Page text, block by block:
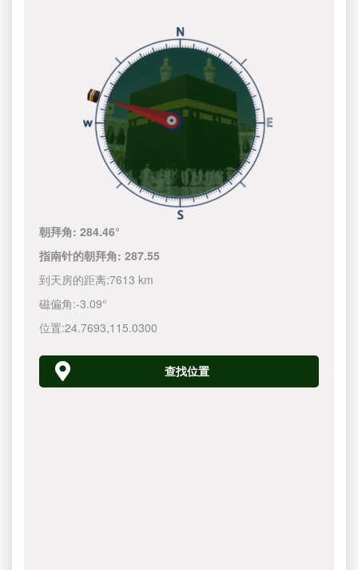
朝拜角:284.46°
指南针的朝拜角:287.55
到天房的距离:7613 km
磁偏角:-3.09°
位置:24.7693,115.0300
查找位置